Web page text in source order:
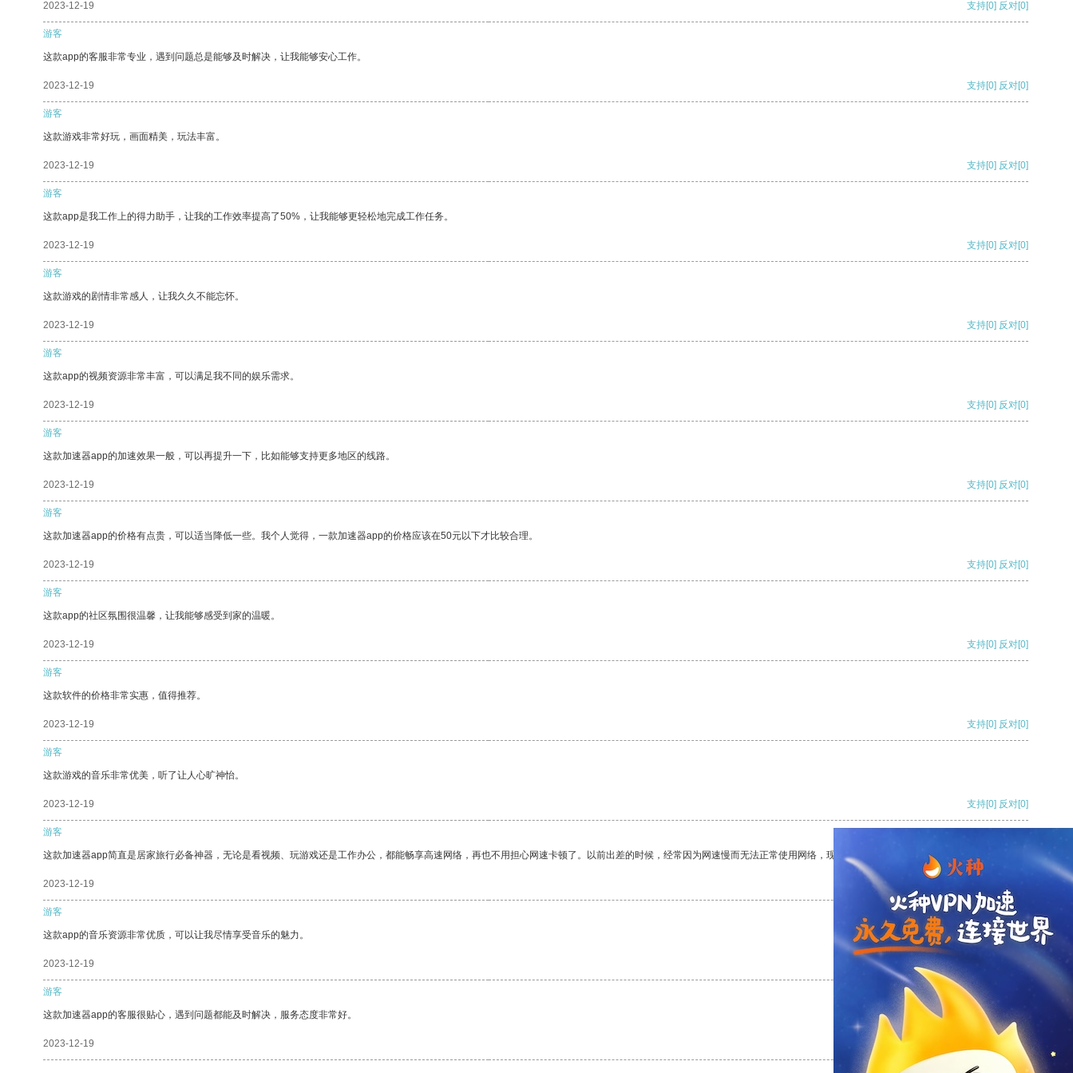
2023-12-19 支持[0] 反对[0]
游客
这款app的客服非常专业，遇到问题总是能够及时解决，让我能够安心工作。
2023-12-19 支持[0] 反对[0]
游客
这款游戏非常好玩，画面精美，玩法丰富。
2023-12-19 支持[0] 反对[0]
游客
这款app是我工作上的得力助手，让我的工作效率提高了50%，让我能够更轻松地完成工作任务。
2023-12-19 支持[0] 反对[0]
游客
这款游戏的剧情非常感人，让我久久不能忘怀。
2023-12-19 支持[0] 反对[0]
游客
这款app的视频资源非常丰富，可以满足我不同的娱乐需求。
2023-12-19 支持[0] 反对[0]
游客
这款加速器app的加速效果一般，可以再提升一下，比如能够支持更多地区的线路。
2023-12-19 支持[0] 反对[0]
游客
这款加速器app的价格有点贵，可以适当降低一些。我个人觉得，一款加速器app的价格应该在50元以下才比较合理。
2023-12-19 支持[0] 反对[0]
游客
这款app的社区氛围很温馨，让我能够感受到家的温暖。
2023-12-19 支持[0] 反对[0]
游客
这款软件的价格非常实惠，值得推荐。
2023-12-19 支持[0] 反对[0]
游客
这款游戏的音乐非常优美，听了让人心旷神怡。
2023-12-19 支持[0] 反对[0]
游客
这款加速器app简直是居家旅行必备神器，无论是看视频、玩游戏还是工作办公，都能畅享高速网络，再也不用担心网速卡顿了。以前出差的时候，经常因为网速慢而无法正常使用网络，现在有了这个app，我再也不用担心了。
2023-12-19
游客
这款app的音乐资源非常优质，可以让我尽情享受音乐的魅力。
2023-12-19 反对
游客
这款加速器app的客服很贴心，遇到问题都能及时解决，服务态度非常好。
2023-12-19 反对[0]